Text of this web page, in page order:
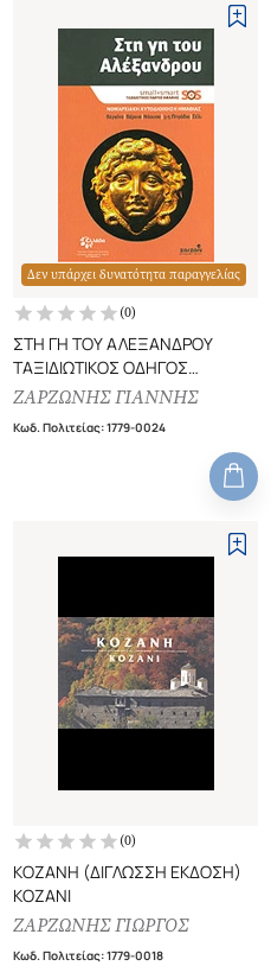
Δεν υπάρχει δυνατότητα παραγγελίας
(0)
ΣΤΗ ΓΗ ΤΟΥ ΑΛΕΞΑΝΔΡΟΥ
ΤΑΞΙΔΙΩΤΙΚΟΣ ΟΔΗΓΟΣ
ΗΜΑΘΙΑΣ - ΒΕΡΓΙΝΑ,ΒΕΡΟΙΑ,
(ΖΑΡΖΩΝΗΣ ΓΙΑΝΝΗΣ,
ΖΑΡΖΩΝΗΣ ΓΙΑΝΝΗΣ
Κωδ. Πολιτείας:1779-0024
(0)
ΚΟΖΑΝΗ (ΔΙΓΛΩΣΣΗ ΕΚΔΟΣΗ)
KOZANI
ΖΑΡΖΩΝΗΣ ΓΙΩΡΓΟΣ
Κωδ. Πολιτείας:1779-0018